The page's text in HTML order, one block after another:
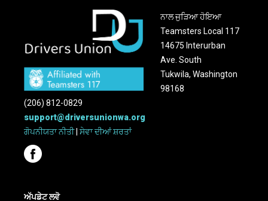
ਨਾਲ ਜੁੜਿਆ ਹੋਇਆ
Teamsters Local 117
14675 Interurban
Ave. South
Tukwila, Washington
98168
(206) 812-0829
support@driversunionwa.org
ਗੋਪਨੀਯਤਾ ਨੀਤੀ|ਸੇਵਾ ਦੀਆਂ ਸ਼ਰਤਾਂ
ਅੱਪਡੇਟ ਲਵੋ